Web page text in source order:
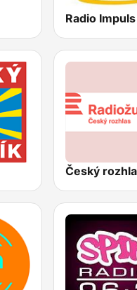
Radio Impuls